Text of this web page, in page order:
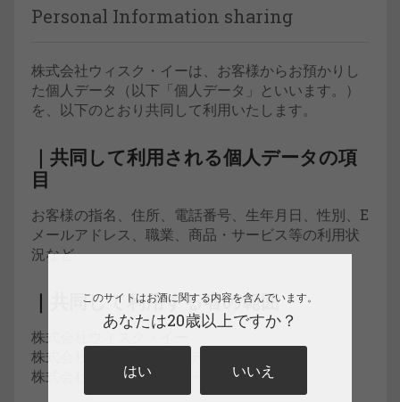
Personal Information sharing
株式会社ウィスク・イーは、お客様からお預かりし
た個人データ（以下「個人データ」といいます。）
を、以下のとおり共同して利用いたします。
｜共同して利用される個人データの項
目
お客様の指名、住所、電話番号、生年月日、性別、E
メールアドレス、職業、商品・サービス等の利用状
況など
｜共同して利用する者の範囲
株式会社ウィスク・イー
株式会社ドリンクス・メディア・ジャパン
株式会社ブリュードッグ・ジャパン
このサイトはお酒に関する内容を含んでいます。
あなたは20歳以上ですか？
はい いいえ